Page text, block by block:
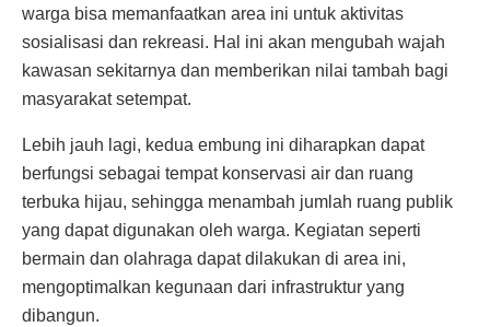
warga bisa memanfaatkan area ini untuk aktivitas
sosialisasi dan rekreasi. Hal ini akan mengubah wajah
kawasan sekitarnya dan memberikan nilai tambah bagi
masyarakat setempat.
Lebih jauh lagi, kedua embung ini diharapkan dapat
berfungsi sebagai tempat konservasi air dan ruang
terbuka hijau, sehingga menambah jumlah ruang publik
yang dapat digunakan oleh warga. Kegiatan seperti
bermain dan olahraga dapat dilakukan di area ini,
mengoptimalkan kegunaan dari infrastruktur yang
dibangun.